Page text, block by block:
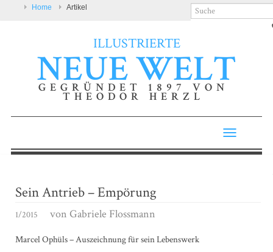
Home Artikel
ILLUSTRIERTE
NEUE WELT
GEGRÜNDET 1897 VON
THEODOR HERZL
Toggle
Sein Antrieb – Empörung
1/2015 von Gabriele Flossmann
Marcel Ophüls – Auszeichnung für sein Lebenswerk